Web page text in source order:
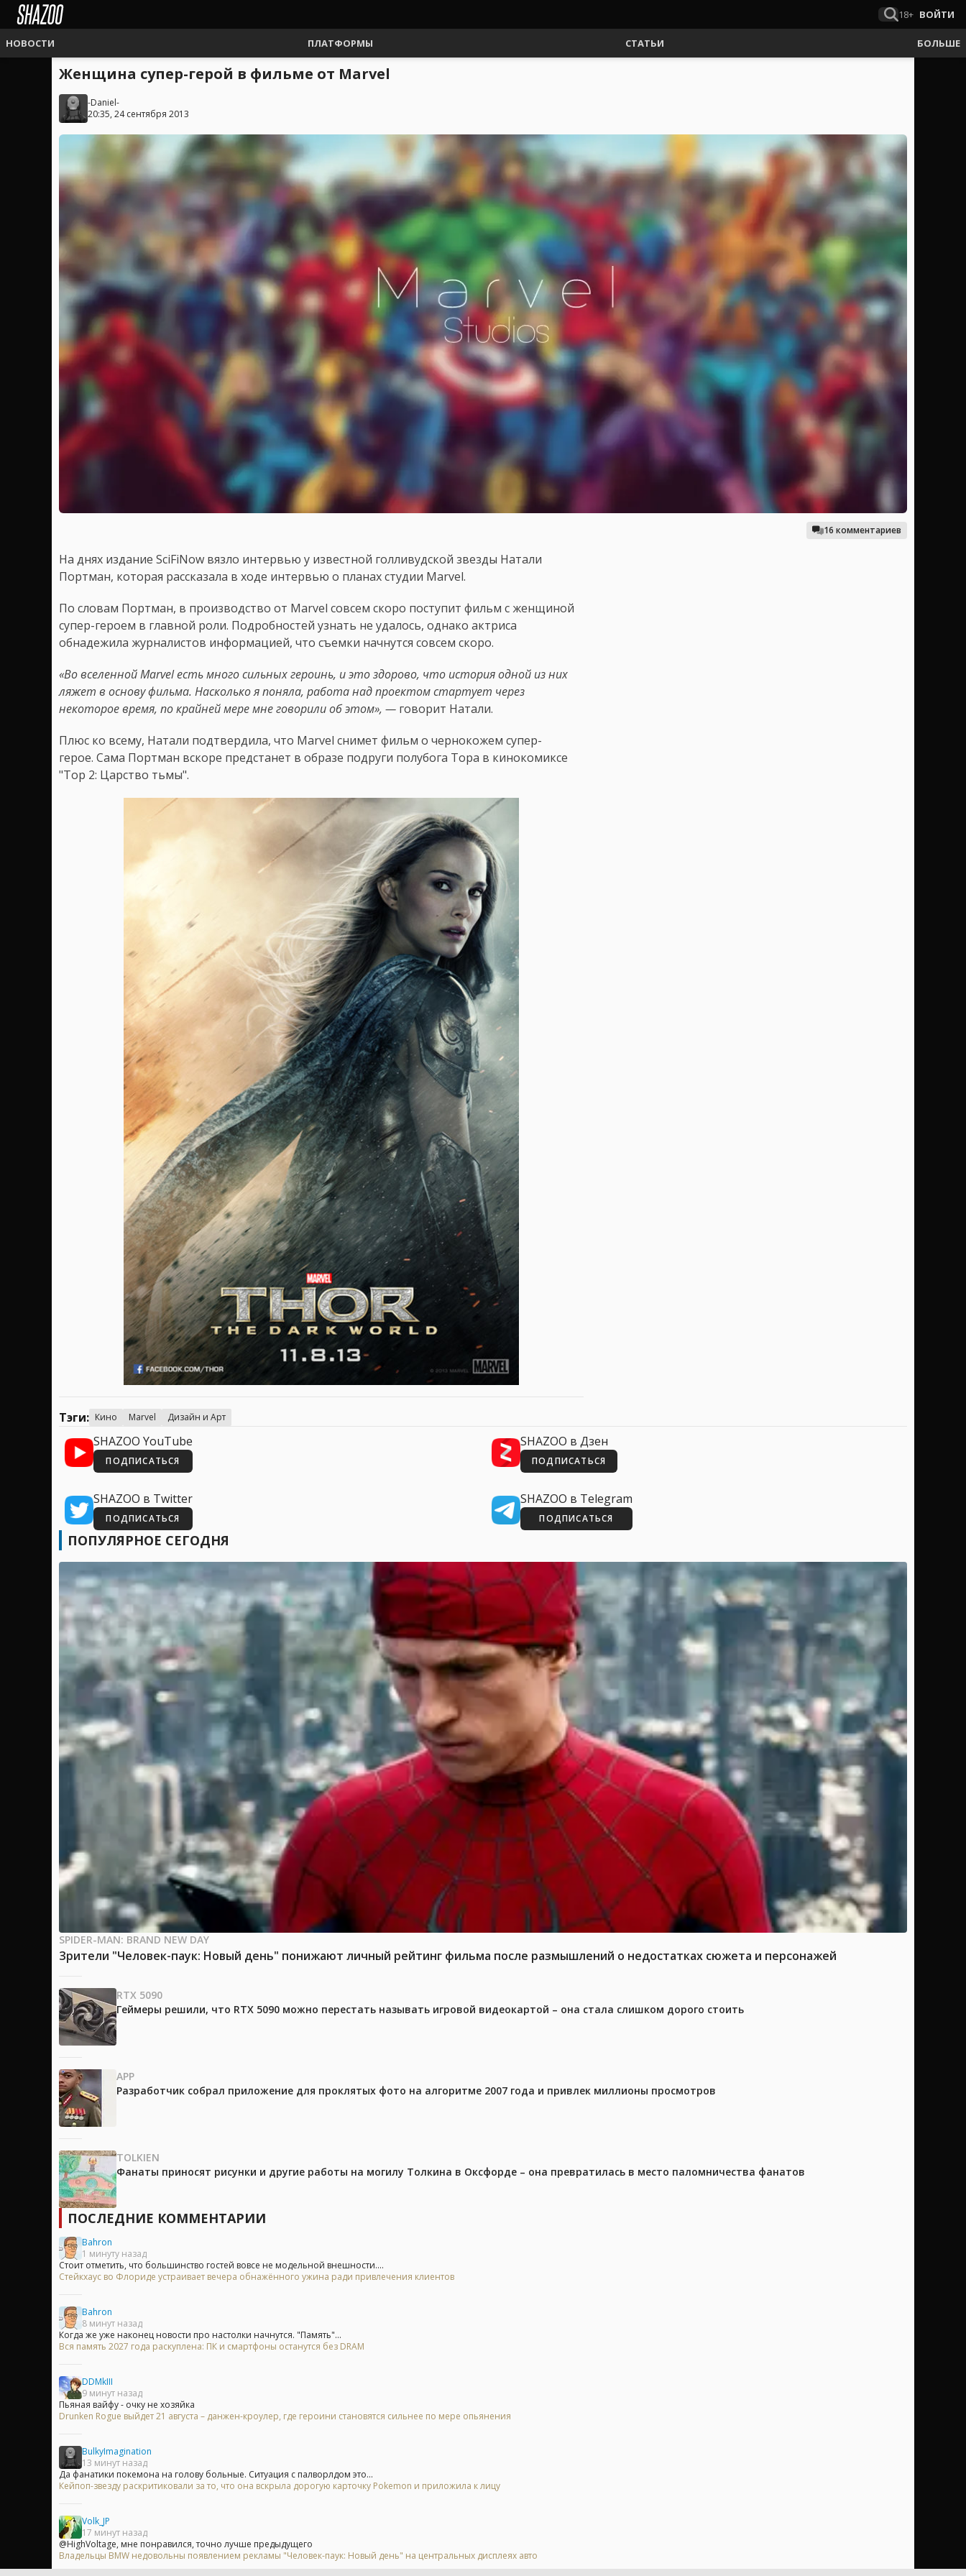
18+ ВОЙТИ
НОВОСТИ ПЛАТФОРМЫ СТАТЬИ БОЛЬШЕ
Женщина супер-герой в фильме от Marvel
-Daniel-
20:35, 24 сентября 2013
16 комментариев
На днях издание SciFiNow вязло интервью у известной голливудской звезды Натали
Портман, которая рассказала в ходе интервью о планах студии Marvel.
По словам Портман, в производство от Marvel совсем скоро поступит фильм с женщиной
супер-героем в главной роли. Подробностей узнать не удалось, однако актриса
обнадежила журналистов информацией, что съемки начнутся совсем скоро.
«Во вселенной Marvel есть много сильных героинь, и это здорово, что история одной из них
ляжет в основу фильма. Насколькоя поняла, работа над проектом стартует через
некоторое время, по крайней мере мне говорили об этом», — говорит Натали.
Плюс ко всему, Натали подтвердила, что Marvel снимет фильм о чернокожем супер-
герое. Сама Портман вскоре предстанет в образе подруги полубога Тора в кинокомиксе
"Тор 2: Царство тьмы".
Тэги: Кино Marvel Дизайн и Арт
SHAZOO YouTube
ПОДПИСАТЬСЯ
SHAZOO в Дзен
ПОДПИСАТЬСЯ
SHAZOO в Twitter
ПОДПИСАТЬСЯ
SHAZOO в Telegram
ПОДПИСАТЬСЯ
ПОПУЛЯРНОЕ СЕГОДНЯ
SPIDER-MAN: BRAND NEW DAY
Зрители "Человек-паук: Новый день" понижают личный рейтинг фильма после размышлений о недостатках сюжета и персонажей
RTX 5090
Геймеры решили, что RTX 5090 можно перестать называть игровой видеокартой – она стала слишком дорого стоить
APP
Разработчик собрал приложение для проклятых фото на алгоритме 2007 года и привлек миллионы просмотров
TOLKIEN
Фанаты приносят рисунки и другие работы на могилу Толкина в Оксфорде – она превратилась в место паломничества фанатов
ПОСЛЕДНИЕ КОММЕНТАРИИ
Bahron
1 минуту назад
Стоит отметить, что большинство гостей вовсе не модельной внешности....
Стейкхаус во Флориде устраивает вечера обнажённого ужина ради привлечения клиентов
Bahron
8 минут назад
Когда же уже наконец новости про настолки начнутся. "Память"...
Вся память 2027 года раскуплена: ПК и смартфоны останутся без DRAM
DDMkIII
9 минут назад
Пьяная вайфу - очку не хозяйка
Drunken Rogue выйдет 21 августа – данжен-кроулер, где героини становятся сильнее по мере опьянения
BulkyImagination
13 минут назад
Да фанатики покемона на голову больные. Ситуация с палворлдом это...
Кейпоп-звезду раскритиковали за то, что она вскрыла дорогую карточку Pokemon и приложила к лицу
Volk_JP
17 минут назад
@HighVoltage, мне понравился, точно лучше предыдущего
Владельцы BMW недовольны появлением рекламы "Человек-паук: Новый день" на центральных дисплеях авто